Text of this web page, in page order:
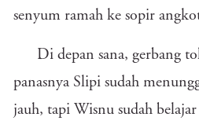
senyum ramah ke sopir
Di depan sana, gerbang
panasnya Slipi sudah
jauh, tapi Wisnu sudah belajar